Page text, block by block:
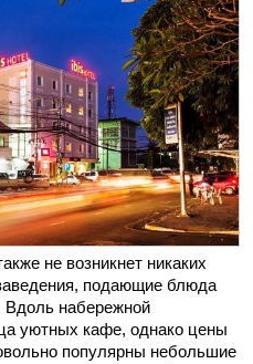
не возникнет никаких
подающие блюда
Вдоль набережной
уютных кафе, однако цены
популярны небольшие